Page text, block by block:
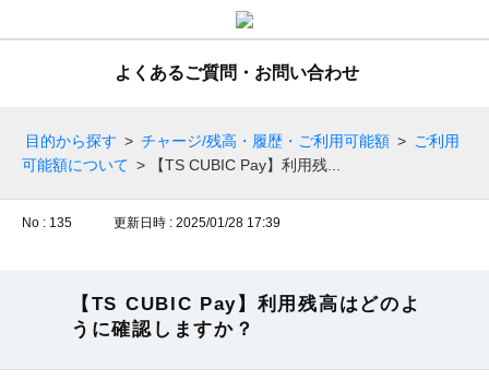
よくあるご質問・お問い合わせ
目的から探す > チャージ/残高・履歴・ご利用可能額 > ご利用
可能額について > 【TS CUBIC Pay】利用残...
No : 135 更新日時 : 2025/01/28 17:39
【TS CUBIC Pay】利用残高はどのよ
うに確認しますか？